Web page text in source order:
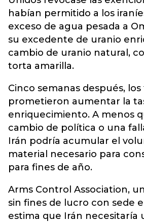
habían permitido a los
exceso de agua pesada a
su excedente de uranio
cambio de uranio natural,
torta amarilla.
Cinco semanas después,
prometieron aumentar la
enriquecimiento. A menos
cambio de política o una
Irán podría acumular el
material necesario para
para fines de año.
Arms Control Association,
sin fines de lucro con sede
estima que Irán necesitaría